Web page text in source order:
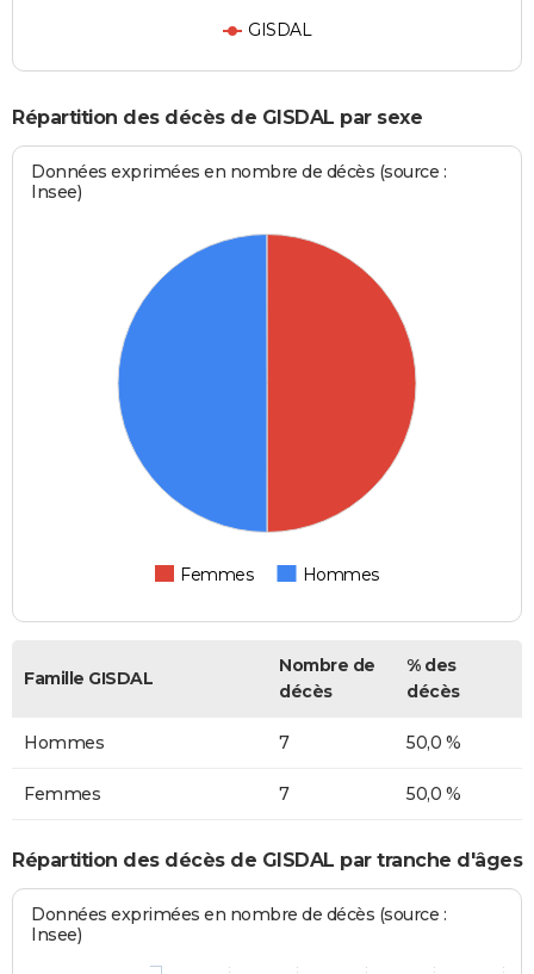
GISDAL
Répartition des décès de GISDAL par sexe
Données exprimées en nombre de décès (source :
Insee)
Femmes Hommes
Famille GISDAL
Nombre de
décès
% des
décès
Hommes 7 50,0 %
Femmes 7 50,0 %
Répartition des décès de GISDAL par tranche d'âges
Données exprimées en nombre de décès (source :
Insee)